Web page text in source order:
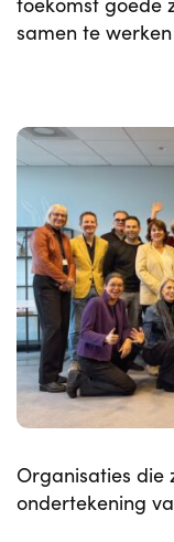
samen te
Organisaties die
ondertekening